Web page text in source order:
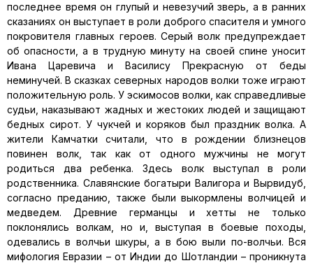
последнее время он глупый и невезучий зверь, а в ранних
сказаниях он выступает в роли доброго спасителя и умного
покровителя главных героев. Серый волк предупреждает
об опасности, а в трудную минуту на своей спине уносит
Ивана Царевича и Василису Прекрасную от беды
неминучей. В сказках северных народов волки тоже играют
положительную роль. У эскимосов волки, как справедливые
судьи, наказывают жадных и жестоких людей и защищают
бедных сирот. У чукчей и коряков был праздник волка. А
жители Камчатки считали, что в рождении близнецов
повинен волк, так как от одного мужчины не могут
родиться два ребенка. Здесь волк выступал в роли
родственника. Славянские богатыри Валигора и Вырвидуб,
согласно преданию, также были выкормлены волчицей и
медведем. Древние германцы и хетты не только
поклонялись волкам, но и, выступая в боевые походы,
одевались в волчьи шкуры, а в бою выли по-волчьи. Вся
мифология Евразии – от Индии до Шотландии – проникнута